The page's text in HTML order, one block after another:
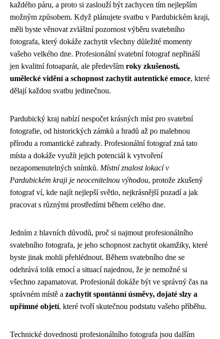
každého páru, a proto si zaslouží být zachycen tím nejlepším
možným způsobem. Když plánujete svatbu v Pardubickém kraji,
měli byste věnovat zvláštní pozornost výběru svatebního
fotografa, který dokáže zachytit všechny důležité momenty
vašeho velkého dne. Profesionální svatební fotograf nepřináší
jen kvalitní fotoaparát, ale především roky zkušeností,
umělecké vidění a schopnost zachytit autentické emoce, které
dělají každou svatbu jedinečnou.
Pardubický kraj nabízí nespočet krásných míst pro svatební
fotografie, od historických zámků a hradů až po malebnou
přírodu a romantické zahrady. Profesionální fotograf zná tato
místa a dokáže využít jejich potenciál k vytvoření
nezapomenutelných snímků. Místní znalost lokací v
Pardubickém kraji je neocenitelnou výhodou, protože zkušený
fotograf ví, kde najít nejlepší světlo, nejkrásnější pozadí a jak
pracovat s různými prostředími během celého dne.
Jedním z hlavních důvodů, proč si najmout profesionálního
svatebního fotografa, je jeho schopnost zachytit okamžiky, které
byste jinak mohli přehlédnout. Během svatebního dne se
odehrává tolik emocí a situací najednou, že je nemožné si
všechno zapamatovat. Profesionál dokáže být ve správný čas na
správném místě a zachytit spontánní úsměvy, dojaté slzy a
upřímné objetí, které tvoří skutečnou podstatu vašeho příběhu.
Technické dovednosti profesionálního fotografa jsou dalším